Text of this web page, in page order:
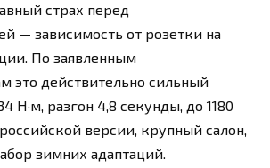
страх перед
— зависимость от розетки на
По заявленным
это действительно сильный
Н·м, разгон 4,8 секунды, до 1180
версии, крупный салон,
зимних адаптаций.